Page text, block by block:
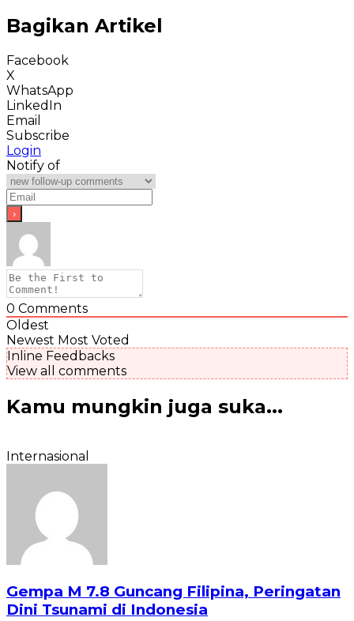
Bagikan Artikel
Facebook
X
WhatsApp
LinkedIn
Email
Subscribe
Login
Notify of
0 Comments
Oldest
Newest Most Voted
Inline Feedbacks
View all comments
Kamu mungkin juga suka...
Internasional
Gempa M 7.8 Guncang Filipina, Peringatan
Dini Tsunami di Indonesia